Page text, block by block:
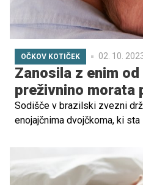
OČKOV KOTIČEK 02. 10.
Zanosila z enim
preživnino morata
Sodišče v brazilski zvezni
enojajčnima dvojčkoma, ki
rojstni list bosta vpisana oba
izkoristiti svojo izjemno
identiteto, poroča francoska